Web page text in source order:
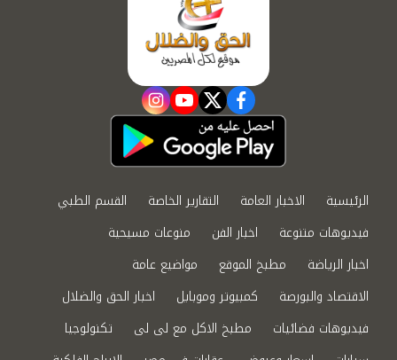
facebook
twitter
youtube
instagram
الرئيسية الاخبار العامة التقارير الخاصة
القسم الطبي
فيديوهات متنوعة
اخبار الفن
منوعات مسيحية
اخبار الرياضة
مطبخ الموقع
مواضيع عامة
الاقتصاد والبورصة
كمبيوتر وموبايل
اخبار الحق والضلال
فيديوهات فضائيات
مطبخ الاكل مع لى لى
تكنولوجيا